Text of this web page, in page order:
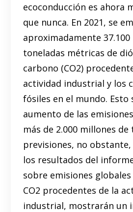
ecoconducción es ahora
que nunca. En 2021, se
aproximadamente
toneladas métricas de
carbono (CO2)
actividad industrial y los
fósiles en el mundo. Esto
aumento de las
más de 2.000 millones de
previsiones, no
los resultados del
sobre emisiones
CO2 procedentes de la
industrial, mostrarán un